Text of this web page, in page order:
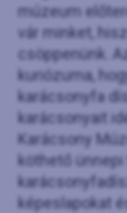
múzeum
vár minket,
csöppenünk.
kuriózuma,
karácsonyfa
karácsonyait
Karácsony
köthető ünnepi
képeslapokat